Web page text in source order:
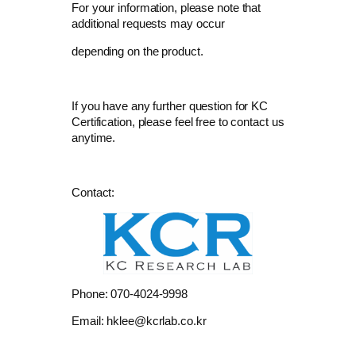
For your information, please note that
additional requests may occur
depending on the product.
If you have any further question for KC
Certification, please feel free to contact us
anytime.
Contact:
Phone: 070-4024-9998
Email: hklee@kcrlab.co.kr